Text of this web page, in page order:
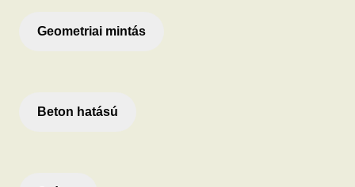
Geometriai mintás
Beton hatású